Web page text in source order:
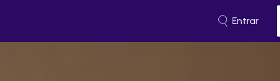
Entrar